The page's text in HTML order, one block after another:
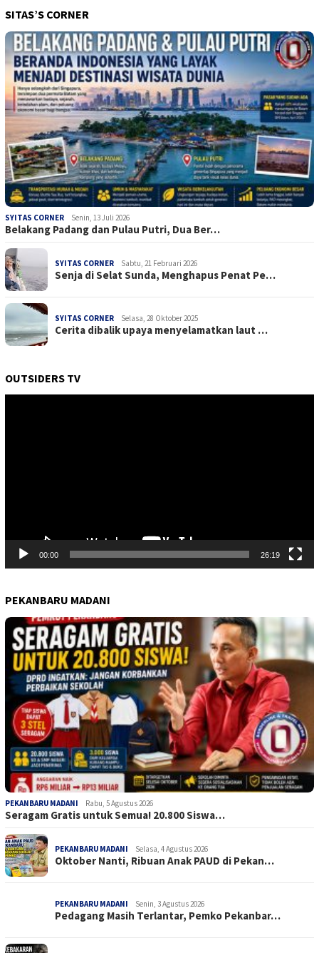
SITAS’S CORNER
SYITAS CORNER Senin, 13 Juli 2026
Belakang Padang dan Pulau Putri, Dua Ber…
SYITAS CORNER Sabtu, 21 Februari 2026
Senja di Selat Sunda, Menghapus Penat Pe…
SYITAS CORNER Selasa, 28 Oktober 2025
Cerita dibalik upaya menyelamatkan laut …
OUTSIDERS TV
00:00 26:19
PEKANBARU MADANI
PEKANBARU MADANI Rabu, 5 Agustus 2026
Seragam Gratis untuk Semua! 20.800 Siswa…
PEKANBARU MADANI Selasa, 4 Agustus 2026
Oktober Nanti, Ribuan Anak PAUD di Pekan…
PEKANBARU MADANI Senin, 3 Agustus 2026
Pedagang Masih Terlantar, Pemko Pekanbar…